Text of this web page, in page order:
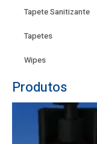
Tapete Sanitizante
Tapetes
Wipes
Produtos